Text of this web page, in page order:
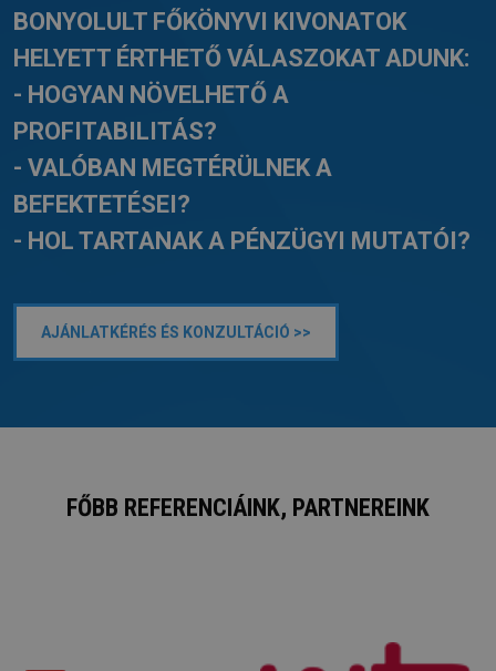
BONYOLULT FŐKÖNYVI KIVONATOK
HELYETT ÉRTHETŐ VÁLASZOKAT ADUNK:
- HOGYAN NÖVELHETŐ A
PROFITABILITÁS?
- VALÓBAN MEGTÉRÜLNEK A
BEFEKTETÉSEI?
- HOL TARTANAK A PÉNZÜGYI MUTATÓI?
AJÁNLATKÉRÉS ÉS KONZULTÁCIÓ >>
FŐBB REFERENCIÁINK, PARTNEREINK